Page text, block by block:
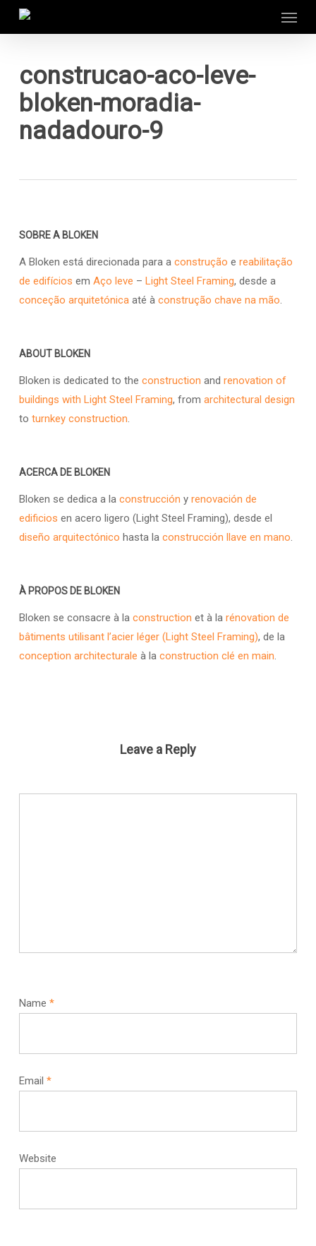
construcao-aco-leve-
bloken-moradia-
nadadouro-9
SOBRE A BLOKEN
A Bloken está direcionada para a construção e reabilitação
de edifícios em Aço leve – Light Steel Framing, desde a
conceção arquitetónicaaté à construção chave na mão.
ABOUT BLOKEN
Bloken is dedicated to the construction and renovation of
buildings with Light Steel Framing, from architectural design
to turnkey construction.
ACERCA DE BLOKEN
Bloken se dedica a la construcción y renovación de
edificios en acero ligero (Light Steel Framing), desde el
diseño arquitectónico hasta la construcción llave en mano.
À PROPOS DE BLOKEN
Bloken se consacre à la construction et à la rénovation de
bâtiments utilisant l’acier léger (Light Steel Framing), de la
conception architecturale à la construction clé en main.
Leave a Reply
Name *
Email *
Website